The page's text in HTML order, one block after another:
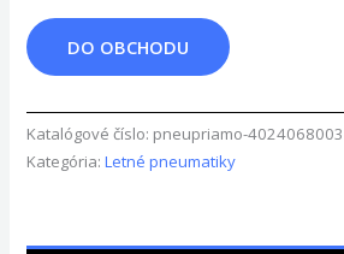
DO OBCHODU
Katalógové číslo: pneupriamo-
Kategória:Letné pneumatiky